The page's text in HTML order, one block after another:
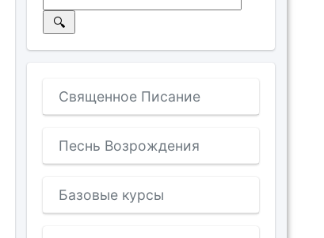
Священное Писание
Песнь Возрождения
Базовые курсы